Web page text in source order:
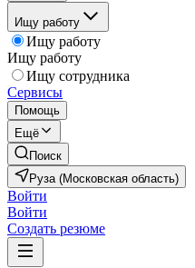
Ищу работу
Ищу работу
Ищу работу
Ищу сотрудника
Сервисы
Помощь
Ещё
Поиск
Руза (Московская область)
Войти
Войти
Создать резюме